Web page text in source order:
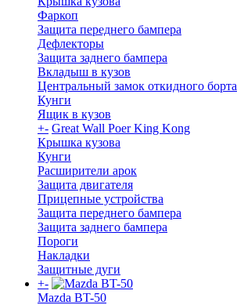
Фаркоп
Защита переднего бампера
Дефлекторы
Защита заднего бампера
Вкладыш в кузов
Центральный замок откидного борта
Кунги
Ящик в кузов
+- Great Wall Poer King Kong
Крышка кузова
Кунги
Расширители арок
Защита двигателя
Прицепные устройства
Защита переднего бампера
Защита заднего бампера
Пороги
Накладки
Защитные дуги
+-
Mazda BT-50